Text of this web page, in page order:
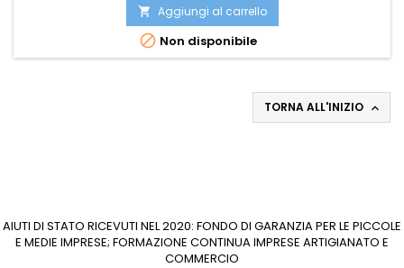
 Aggiungi al carrello
 Non disponibile
TORNA ALL'INIZIO 
AIUTI DI STATO RICEVUTI NEL 2020: FONDO DI GARANZIA PER LE PICCOLE
E MEDIE IMPRESE; FORMAZIONE CONTINUA IMPRESE ARTIGIANATO E
COMMERCIO